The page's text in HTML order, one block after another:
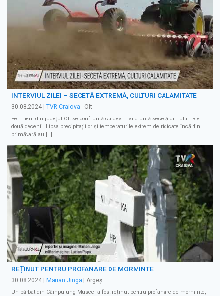
INTERVIUL ZILEI – SECETĂ EXTREMĂ, CULTURI CALAMITATE
30.08.2024 | TVR Craiova | Olt
Fermierii din județul Olt se confruntă cu cea mai cruntă secetă din ultimele
două decenii. Lipsa precipitațiilor și temperaturile extrem de ridicate încă din
primăvară au […]
REȚINUT PENTRU PROFANARE DE MORMINTE
30.08.2024 | Marian Jinga | Argeș
Un bărbat din Câmpulung Muscel a fost reținut pentru profanare de morminte,